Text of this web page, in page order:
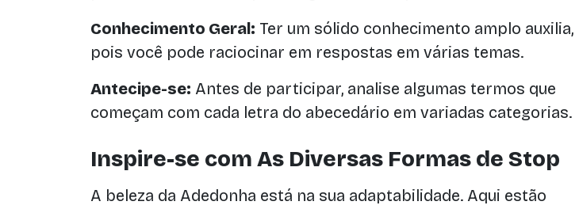
Conhecimento Geral: Ter um sólido conhecimento amplo auxilia,
pois você pode raciocinar em respostas em várias temas.
Antecipe-se: Antes de participar, analise algumas termos que
começam com cada letra do abecedário em variadas categorias.
Inspire-se com As Diversas Formas de Stop
A beleza da Adedonha está na sua adaptabilidade. Aqui estão